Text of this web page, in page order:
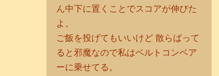
ん中下に置くことでスコアが伸びた
よ。
ご飯を投げてもいいけど 散らばって
ると邪魔なので私はベルトコンベア
ーに乗せてる。